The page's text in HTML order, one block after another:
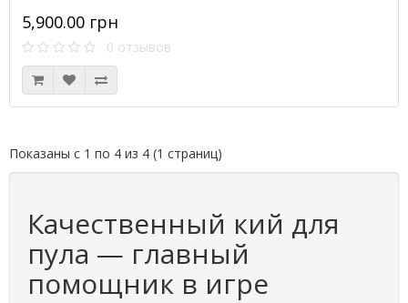
5,900.00 грн
0 отзывов
Показаны с 1 по 4 из 4 (1 страниц)
Качественный кий для
пула — главный
помощник в игре